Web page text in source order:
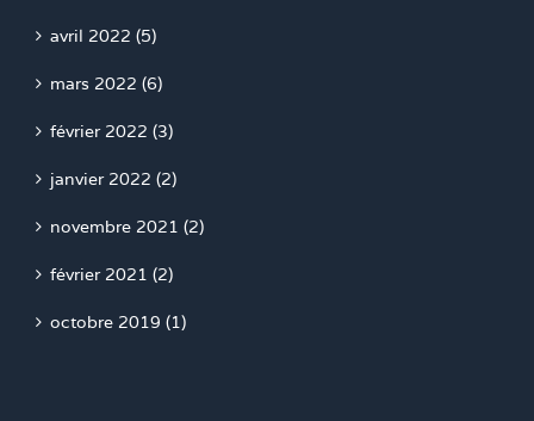
avril 2022 (5)
mars 2022 (6)
février 2022 (3)
janvier 2022 (2)
novembre 2021 (2)
février 2021 (2)
octobre 2019 (1)